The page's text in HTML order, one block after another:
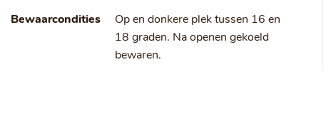
Bewaarcondities
Op en donkere plek tussen 16 en
18 graden. Na openen gekoeld
bewaren.